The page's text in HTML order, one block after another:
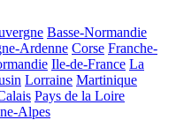
Basse-Normandie
Ardenne Corse Franche-
Ile-de-France La
Lorraine Martinique
Pays de la Loire
Alpes